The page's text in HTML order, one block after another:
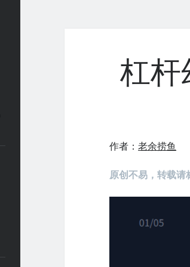
杠杆
作者：老余捞鱼
原创不易，转载请